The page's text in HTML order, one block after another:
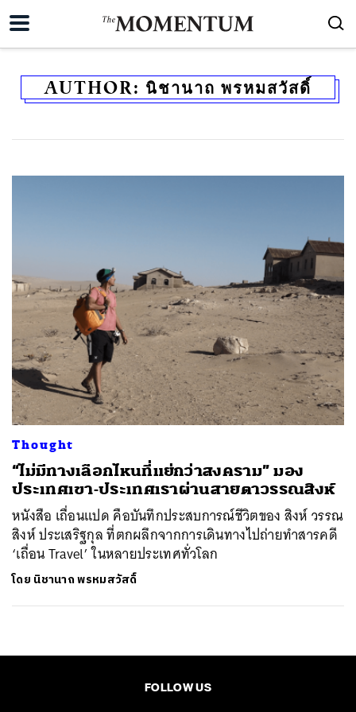
AUTHOR: นิชานาถ พรหมสวัสดิ์
Thought
“ไม่มีทางเลือกไหนที่แย่กว่าสงคราม” มอง
ประเทศเขา-ประเทศเราผ่านสายตาวรรณสิงห์
หนังสือ เถื่อนแปด คือบันทึกประสบการณ์ชีวิตของ สิงห์ วรรณ
สิงห์ ประเสริฐกุล ที่ตกผลึกจากการเดินทางไปถ่ายทำสารคดี
‘เถื่อน Travel’ ในหลายประเทศทั่วโลก
โดย นิชานาถ พรหมสวัสดิ์
FOLLOW US
ค้นหา
SHARE TWEET LINE EMAIL